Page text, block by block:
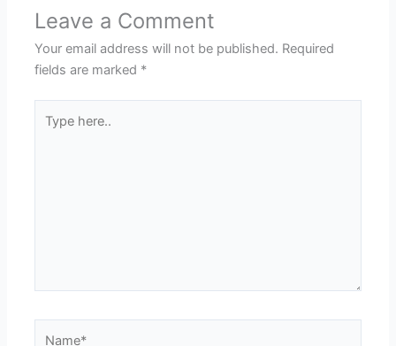
Leave a Comment
Your email address will not be published. Required
fields are marked *
here..